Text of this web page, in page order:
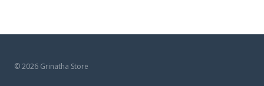
© 2026 Grinatha Store